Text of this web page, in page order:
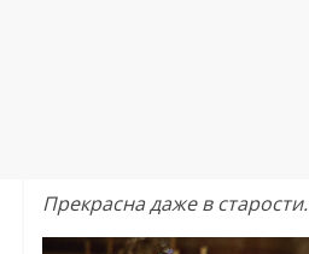
Прекрасна даже в старости.